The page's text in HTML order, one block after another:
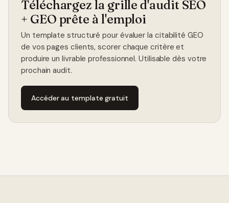
Téléchargez la grille d'audit SEO
+ GEO prête à l'emploi
Un template structuré pour évaluer la citabilité GEO
de vos pages clients, scorer chaque critère et
produire un livrable professionnel. Utilisable dès votre
prochain audit.
Accéder au template gratuit